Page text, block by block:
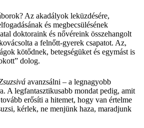
Az akadályok leküzdésére,
és megbecsülésének
doktoraink és nővéreink összehangolt
a felnőtt-gyerek csapatot. Az,
kötődnek, betegségüket és egymást is
dolog.
avanzsálni – a legnagyobb
A legfantasztikusabb mondat pedig, amit
erősíti a hitemet, hogy van értelme
kérlek, ne menjünk haza, maradjunk